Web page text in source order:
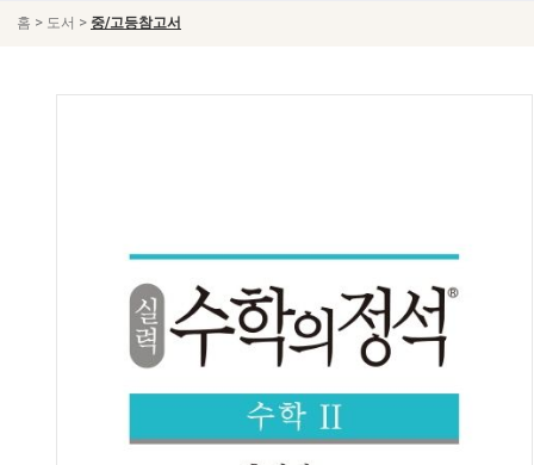
홈 > 도서 > 중/고등참고서